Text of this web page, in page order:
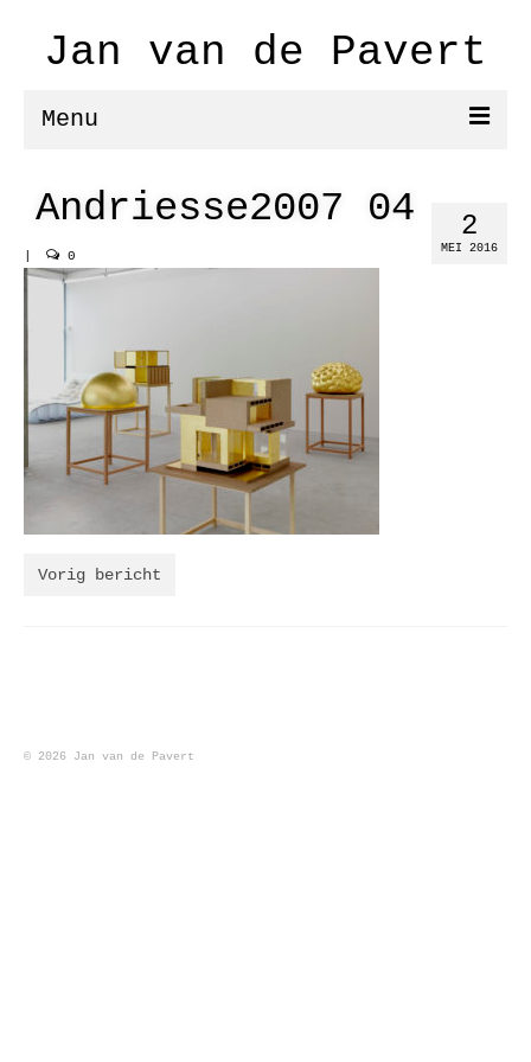
Jan van de Pavert
Menu
schilderijen/aquarellen
film
tekst
projecten
De vrijheid II
de vrijheid
Diego Rivera in de Sovjet Unie
maaltijd
2
MEI 2016
Andriesse2007 04
0
Vorig bericht
© 2026 Jan van de Pavert